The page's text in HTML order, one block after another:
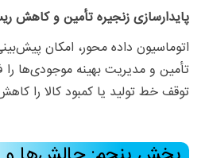
پایدارسازی زنجیره تأمین و کاهش
اتوماسیون داده محور، امکان
تأمین و مدیریت بهینه موجودی‌ها
توقف خط تولید یا کمبود کالا را